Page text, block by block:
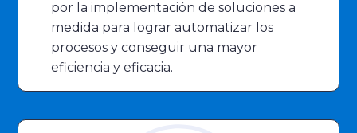
por la implementación de soluciones a
medida para lograr automatizar los
procesos y conseguir una mayor
eficiencia y eficacia.